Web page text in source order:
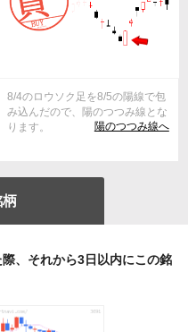
8/4のロウソク足を8/5の陽線で包
み込んだので、陽のつつみ線とな
ります。
陽のつつみ線へ
、それから3日以内にこの銘